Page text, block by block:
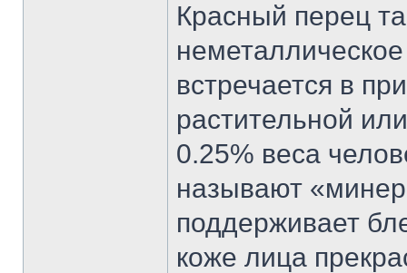
Красный перец
встречается в
растительной
0.25% веса
называют
поддерживает
коже лица